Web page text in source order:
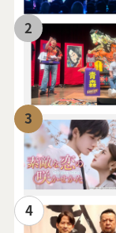
2
3
4